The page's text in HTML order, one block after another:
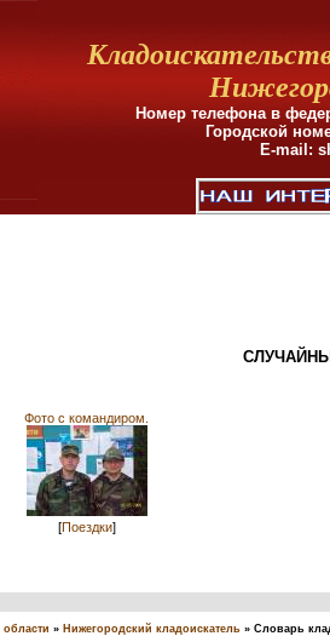
Номер телефона в
Городской
E-mail:
Фото с командиром.
[Поездки]
» Нижегородский кладоискатель » Словарь